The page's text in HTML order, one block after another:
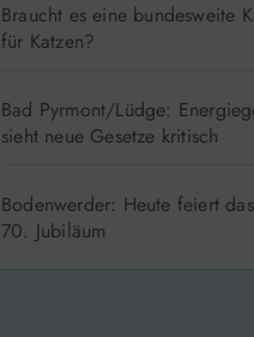
Braucht es eine bundesweite
für Katzen?
Bad Pyrmont/Lüdge:
sieht neue Gesetze kritisch
Bodenwerder: Heute feiert
70. Jubiläum